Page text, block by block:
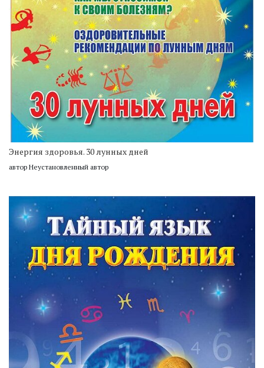
Энергия здоровья. 30 лунных дней
автор Неустановленный автор